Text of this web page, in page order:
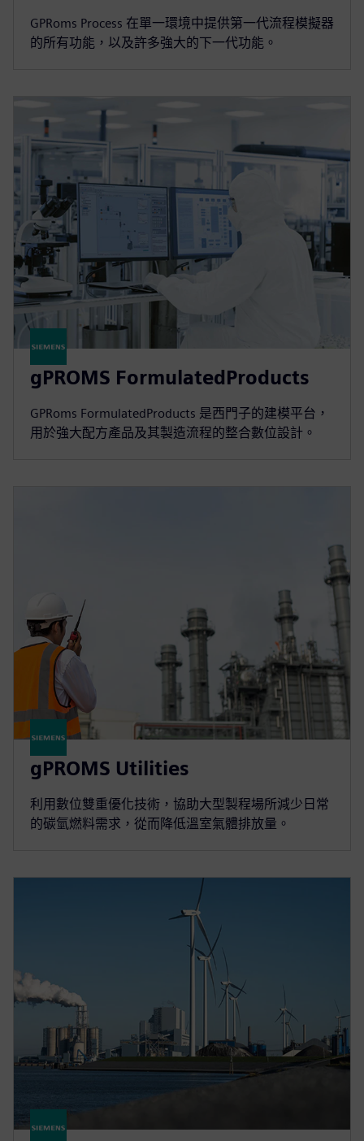
GPRoms Process 在單一環境中提供第一代流程模擬器
的所有功能，以及許多強大的下一代功能。
gPROMS FormulatedProducts
GPRoms FormulatedProducts 是西門子的建模平台，
用於強大配方產品及其製造流程的整合數位設計。
gPROMS Utilities
利用數位雙重優化技術，協助大型製程場所減少日常
的碳氫燃料需求，從而降低溫室氣體排放量。